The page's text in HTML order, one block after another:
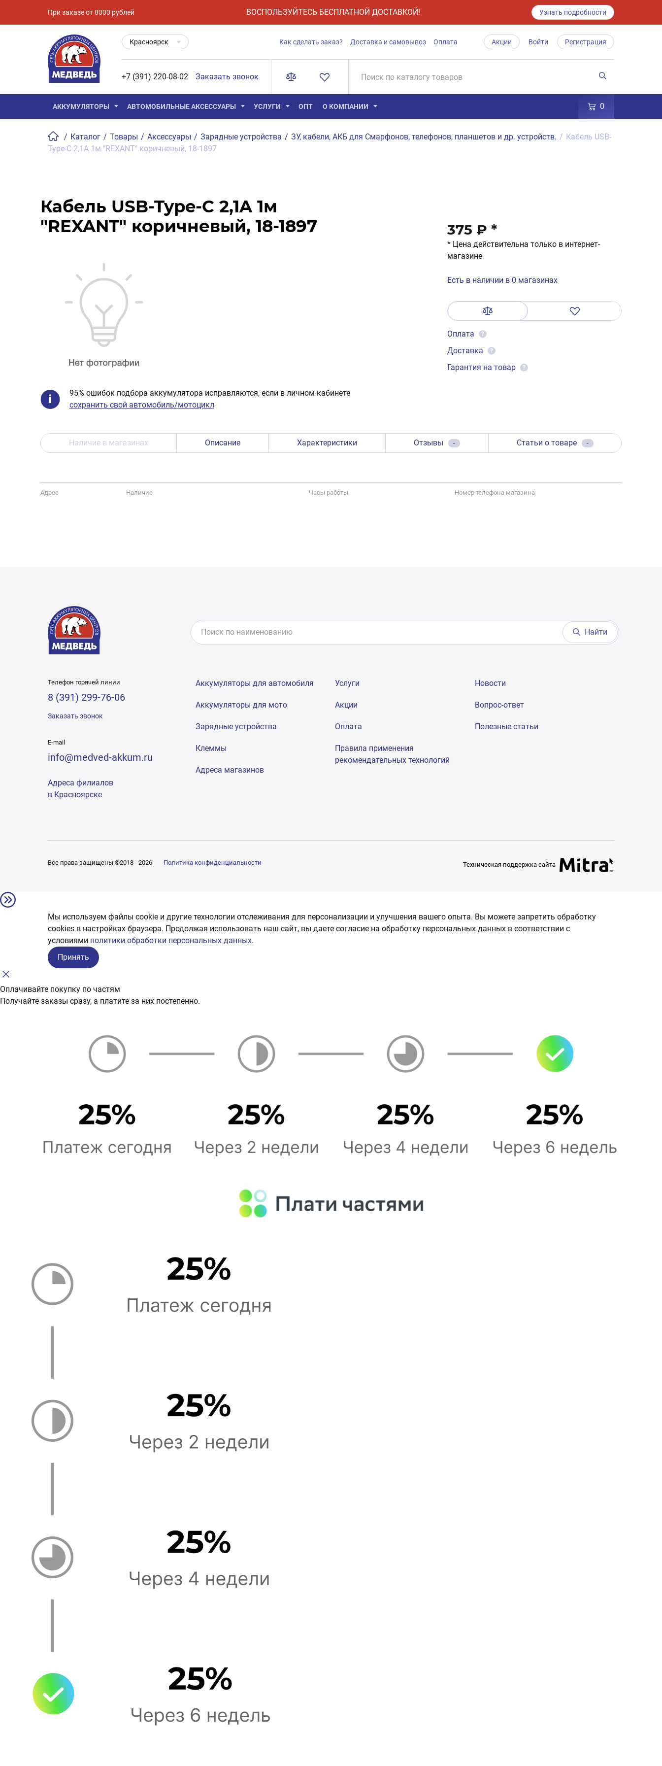
При заказе от 8000 рублей ВОСПОЛЬЗУЙТЕСЬ БЕСПЛАТНОЙ ДОСТАВКОЙ! Узнать подробности
Красноярск Как сделать заказ? Доставка и самовывоз Оплата Акции Войти Регистрация
+7 (391) 220-08-02 Заказать звонок
АККУМУЛЯТОРЫ АВТОМОБИЛЬНЫЕ АКСЕССУАРЫ УСЛУГИ ОПТ О КОМПАНИИ 0
/ Каталог / Товары / Аксессуары / Зарядные устройства / ЗУ, кабели, АКБ для Смарфонов, телефонов, планшетов и др. устройств. / Кабель USB-
Type-C 2,1A 1м "REXANT" коричневый, 18-1897
Кабель USB-Type-C 2,1A 1м
"REXANT" коричневый, 18-1897
95% ошибок подбора аккумулятора исправляются, если в личном кабинете
сохранить свой автомобиль/мотоцикл
375 ₽ *
* Цена действительна только в интернет-
магазине
Есть в наличии в 0 магазинах
Оплата ?
Доставка ?
Гарантия на товар ?
Наличие в магазинах Описание Характеристики Отзывы - Статьи о товаре -
Адрес Наличие Часы работы Номер телефона магазина
Найти
Телефон горячей линии
8 (391) 299-76-06
Заказать звонок
E-mail
info@medved-akkum.ru
Адреса филиалов
в Красноярске
Аккумуляторы для автомобиля
Аккумуляторы для мото
Зарядные устройства
Клеммы
Адреса магазинов
Услуги
Акции
Оплата
Правила применения
рекомендательных технологий
Новости
Вопрос-ответ
Полезные статьи
Все права защищены ©2018 - 2026 Политика конфиденциальности Техническая поддержка сайта
Мы используем файлы cookie и другие технологии отслеживания для персонализации и улучшения вашего опыта. Вы можете запретить обработку
сookies в настройках браузера. Продолжая использовать наш сайт, вы даете согласие на обработку персональных данных в соответствии с
условиями политики обработки персональных данных.
Принять
Оплачивайте покупку по частям
Получайте заказы сразу, а платите за них постепенно.